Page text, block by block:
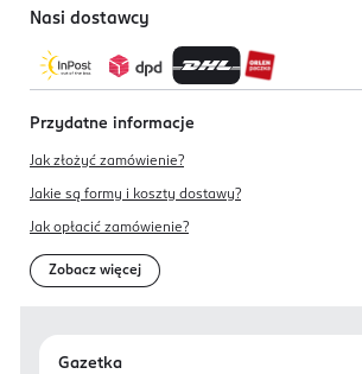
Nasi dostawcy
Przydatne informacje
Jak złożyć zamówienie?
Jakie są formy i koszty dostawy?
Jak opłacić zamówienie?
Zobacz więcej
Gazetka